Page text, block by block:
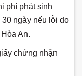
phí phát sinh
ngày nếu lỗi do
An.
chứng nhận